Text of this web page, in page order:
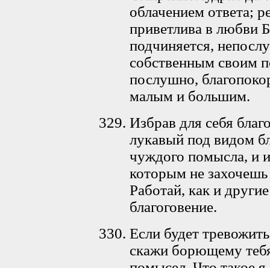
облачением ответа;
приветлива в любви
подчиняется,
собственным своим
послушно,
малым и большим.
Избрав для себя
лукавый под видом
чуждого помысла, и
которым не захочешь
Работай, как и
благоговение.
Если будет
скажи борющему